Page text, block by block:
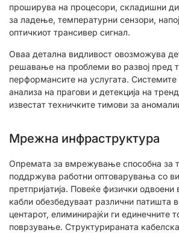
проширува на процесори, складишни
за ладење, температурни сензори,
оптичкиот трансивер сигнал.
Оваа детална видливост овозможува
решавање на проблеми во развој пред
перформансите на услугата. Системите
анализа на прагови и детекција на
известат техничките тимови за
Мрежна инфраструктура
Опремата за вмрежување способна за
поддржува работни оптоварувања со
претпријатија. Повеќе физички одвоени
кабли обезбедуваат различни патишта
центарот, елиминирајќи ги единечните
поврзување. Структурираната